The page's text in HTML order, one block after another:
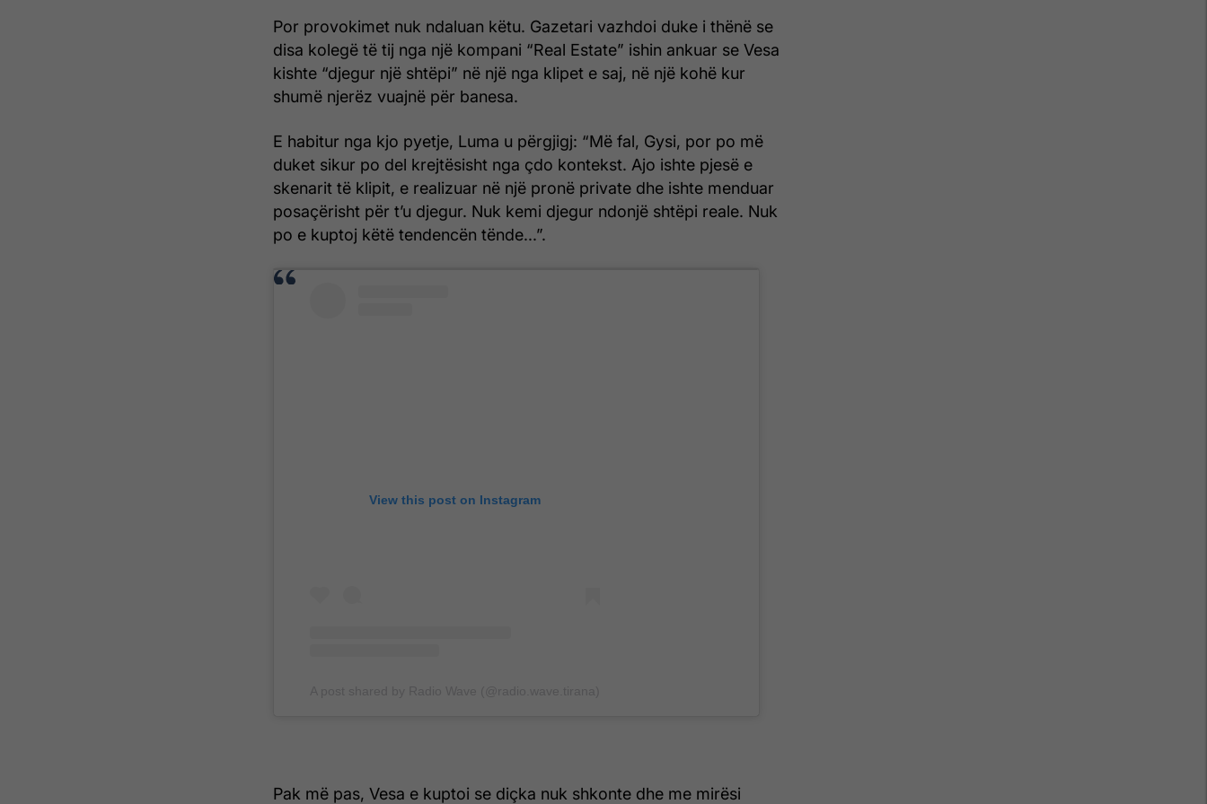
Por provokimet nuk ndaluan këtu. Gazetari vazhdoi duke i thënë se
disa kolegë të tij nga një kompani “Real Estate” ishin ankuar se Vesa
kishte “djegur një shtëpi” në një nga klipet e saj, në një kohë kur
shumë njerëz vuajnë për banesa.
E habitur nga kjo pyetje, Luma u përgjigj: “Më fal, Gysi, por po më
duket sikur po del krejtësisht nga çdo kontekst. Ajo ishte pjesë e
skenarit të klipit, e realizuar në një pronë private dhe ishte menduar
posaçërisht për t’u djegur. Nuk kemi djegur ndonjë shtëpi reale. Nuk
po e kuptoj këtë tendencën tënde...”.
View this post on Instagram
Pak më pas, Vesa e kuptoi se diçka nuk shkonte dhe me mirësi